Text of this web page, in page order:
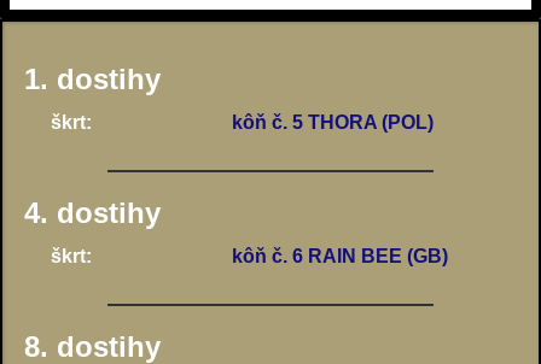
1. dostihy
škrt: kôň č. 5 THORA (POL)
4. dostihy
škrt: kôň č. 6 RAIN BEE (GB)
8. dostihy